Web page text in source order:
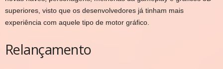
superiores, visto que os desenvolvedores já tinham mais
experiência com aquele tipo de motor gráfico.
Relançamento